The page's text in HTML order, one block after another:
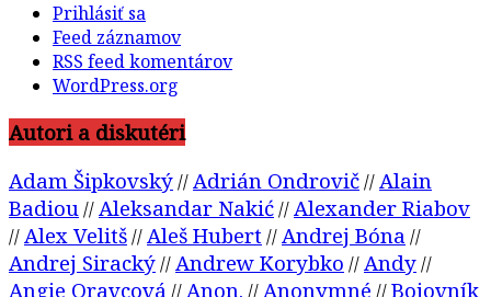
Prihlásiť sa
Feed záznamov
RSS feed komentárov
WordPress.org
Autori a diskutéri
Adam Šipkovský// Adrián Ondrovič// Alain
Badiou // Aleksandar Nakić// Alexander Riabov
// Alex Velitš// Aleš Hubert // Andrej Bóna //
Andrej Siracký// Andrew Korybko // Andy//
Angie Oravcová // Anon. // Anonymné //Bojovník